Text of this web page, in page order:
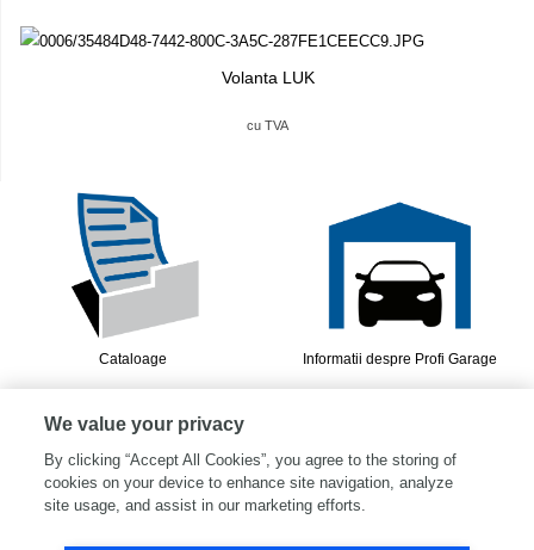
Volanta LUK
cu TVA
Cataloage Informatii despre Profi Garage
Cataloage PUNCTE BONUS
We value your privacy
By clicking “Accept All Cookies”, you agree to the storing of
cookies on your device to enhance site navigation, analyze
site usage, and assist in our marketing efforts.